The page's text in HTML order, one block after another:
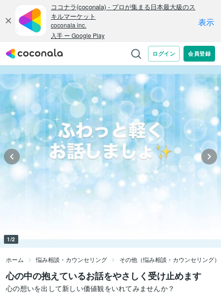
1/2
ホーム 悩み相談・カウンセリング その他（悩み相談・カウンセリング）
心の中の抱えているお話をやさしく受け止めます
心の想いを出して新しい価値観をいれてみませんか？